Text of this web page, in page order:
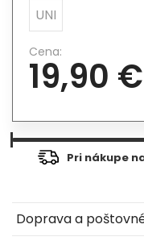
UNI
Cena:
19,90 €
Pri nákupe
Doprava a